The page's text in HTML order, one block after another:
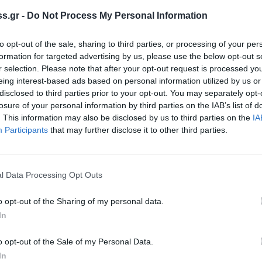
- Do Not Process My Personal Information
opt-out of the sale, sharing to third parties, or processing of your
for targeted advertising by us, please use the below opt-out
selection. Please note that after your opt-out request is processed
interest-based ads based on personal information utilized by us
to third parties prior to your opt-out. You may separately
of your personal information by third parties on the IAB’s list of
This information may also be disclosed by us to third parties on the
Participants that may further disclose it to other third parties.
Data Processing Opt Outs
opt-out of the Sharing of my personal data.
opt-out of the Sale of my Personal Data.
επίταξή του μετά από εκείνες των
(1943) και των Ταγμάτων Ασφαλείας (1944)
της φωτογραφίας , στεγαζόταν
η Εθνική
του Θεόδωρου Ράπτη και το ΚΤΕΛ
του ΜΕΝΕΛΑΪΟΝ , έξω από το καφε-
γεμάτα κόσμο , ενώ παραπάνω από το
σπίτια με κεραμοσκεπή , από τα
λεωφόρος Παλαιολόγου τελειώνει εκεί που
οποίο , τότε , δεν υπήρχε , αφού
.
, φυτεμένοι κάπου στα 1935 επί δημαρχίας
«έχουν ρίξει μπόι» . Η κεντρική λεωφόρος
κυκλοφορεί ένα γαϊδουράκι (!!!) με την
κάποιο χωριό για δουλειές ή ψώνια
κι άλλο ένα παρκαρισμένο κοντά στο
αραγμένο το καρότσι κάποιου